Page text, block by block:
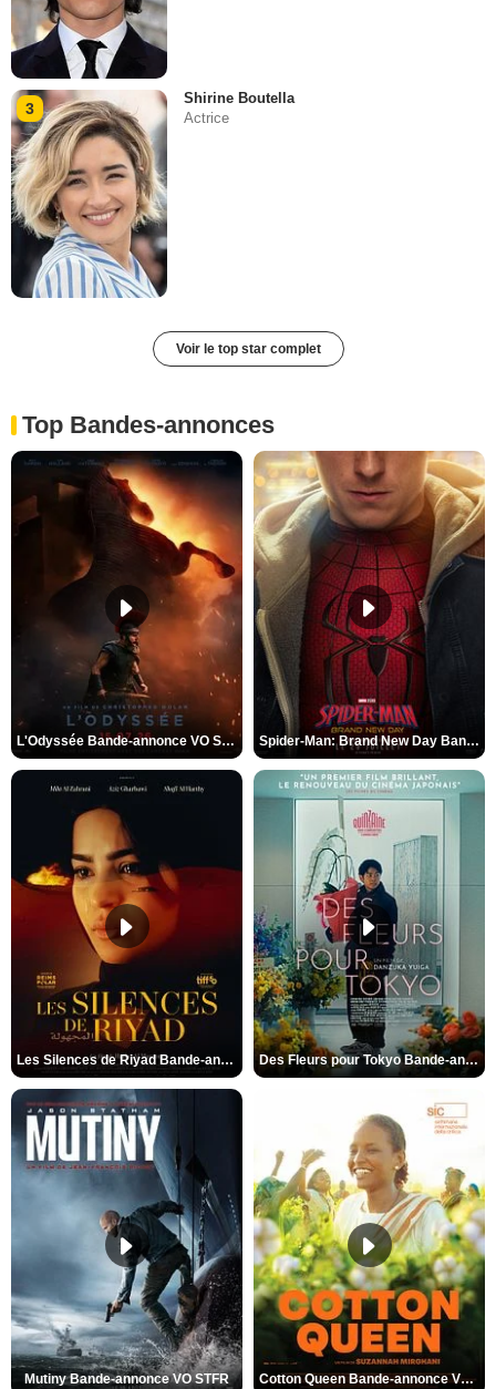
3
Shirine Boutella
Actrice
Voir le top star complet
Top Bandes-annonces
L'Odyssée Bande-annonce VO STFR Spider-Man: Brand New Day Bande-annonce VO STFR
Les Silences de Riyad Bande-annonce VO STFR Des Fleurs pour Tokyo Bande-annonce VO STFR
Mutiny Bande-annonce VO STFR Cotton Queen Bande-annonce VO STFR